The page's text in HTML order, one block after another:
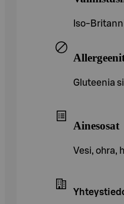
Iso-
Gluteenia
Ainesosat
Vesi, ohra,